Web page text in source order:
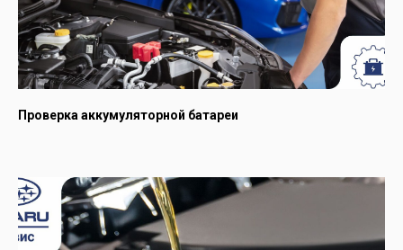
Проверка аккумуляторной батареи